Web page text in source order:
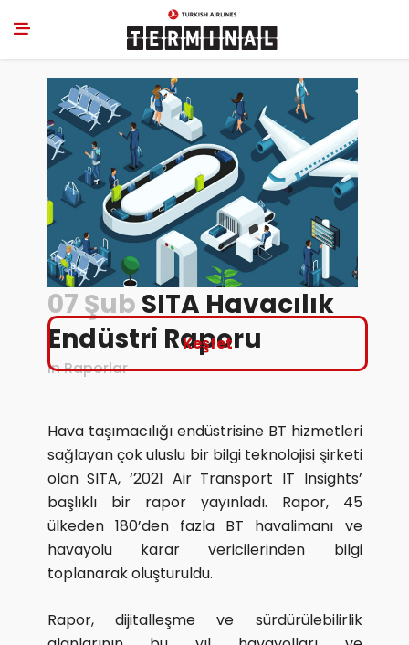
07 Şub SITA Havacılık
Endüstri Raporu
inRaporlar
Keşfet
Hava taşımacılığı endüstrisine BT hizmetleri
sağlayan çok uluslu bir bilgi teknolojisi şirketi
olan SITA, ‘2021 Air Transport IT Insights’
başlıklı bir rapor yayınladı. Rapor, 45
ülkeden 180’den fazla BT havalimanı ve
havayolu karar vericilerinden bilgi
toplanarak oluşturuldu.
Rapor, dijitalleşme ve sürdürülebilirlik